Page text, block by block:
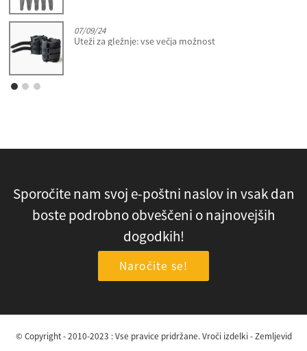
07/09/24
Uteži za gležnje: vse večja možnost
Sporočite nam svoj e-poštni naslov in vsak dan
boste podrobno obveščeni o najnovejših
dogodkih!
Naročite se!
© Copyright - 2010-2023 : Vse pravice pridržane. Vroči izdelki-Zemljevid